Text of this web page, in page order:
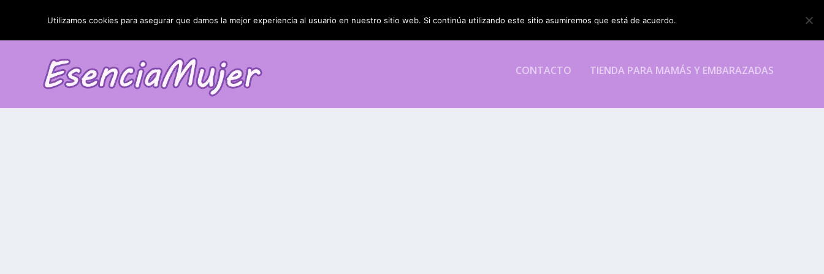
TENDENCIAS: La blefaroplastia y sus resultados
CONTACTO TIENDA PARA MAMÁS Y EMBARAZADAS
Utilizamos cookies para asegurar que damos la mejor experiencia al usuario en nuestro sitio web. Si continúa utilizando este sitio asumiremos que está de acuerdo.